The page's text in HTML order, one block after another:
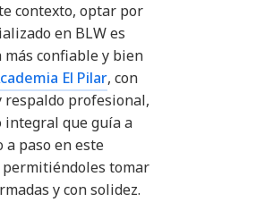
contexto, optar por
en BLW es
confiable y bien
El Pilar, con
respaldo profesional,
integral que guía a
a paso en este
tomar
y con solidez.